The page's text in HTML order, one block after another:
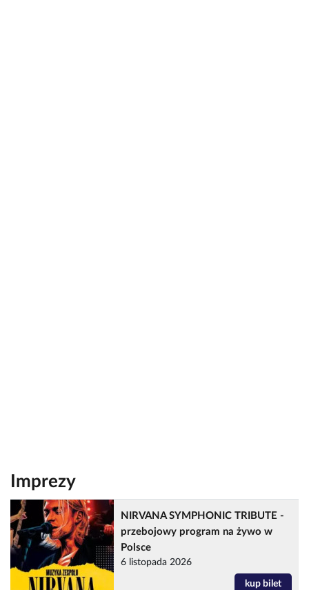
Imprezy
NIRVANA SYMPHONIC TRIBUTE -
przebojowy program na żywo w
Polsce
6 listopada 2026
kup bilet